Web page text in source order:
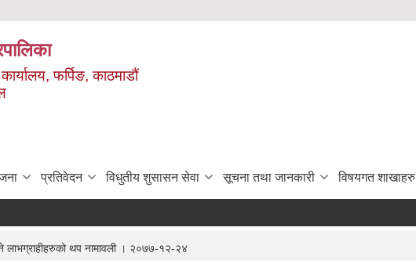
फर्पिङ, काठमाडौं
प्रतिवेदन विधुतीय शुसासन सेवा सूचना तथा जानकारी विषयगत शाखाहरु
लाभग्राहीहरुको थप नामावली । २०७७-१२-२४